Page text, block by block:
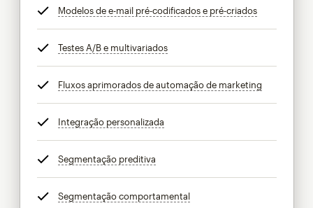
Modelos de e-mail pré-codificados e pré-criadosdica
Testes A/B e multivariadosdica
Fluxos aprimorados de automação de marketing
Integração personalizada
Segmentação preditiva
Segmentação comportamentaldica